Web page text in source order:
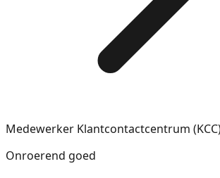
Medewerker Klantcontactcentrum
Onroerend goed